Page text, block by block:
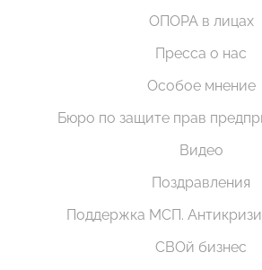
ОПОРА в лицах
Пресса о нас
Особое мнение
Бюро по защите прав
Видео
Поздравления
Поддержка МСП.
СВОй бизнес